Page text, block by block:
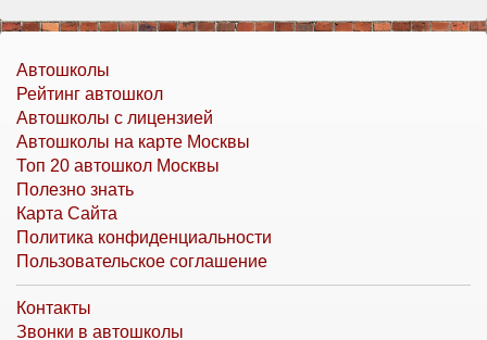
Автошколы
Рейтинг автошкол
Автошколы с лицензией
Автошколы на карте Москвы
Топ 20 автошкол Москвы
Полезно знать
Карта Сайта
Политика конфиденциальности
Пользовательское соглашение
Контакты
Звонки в автошколы